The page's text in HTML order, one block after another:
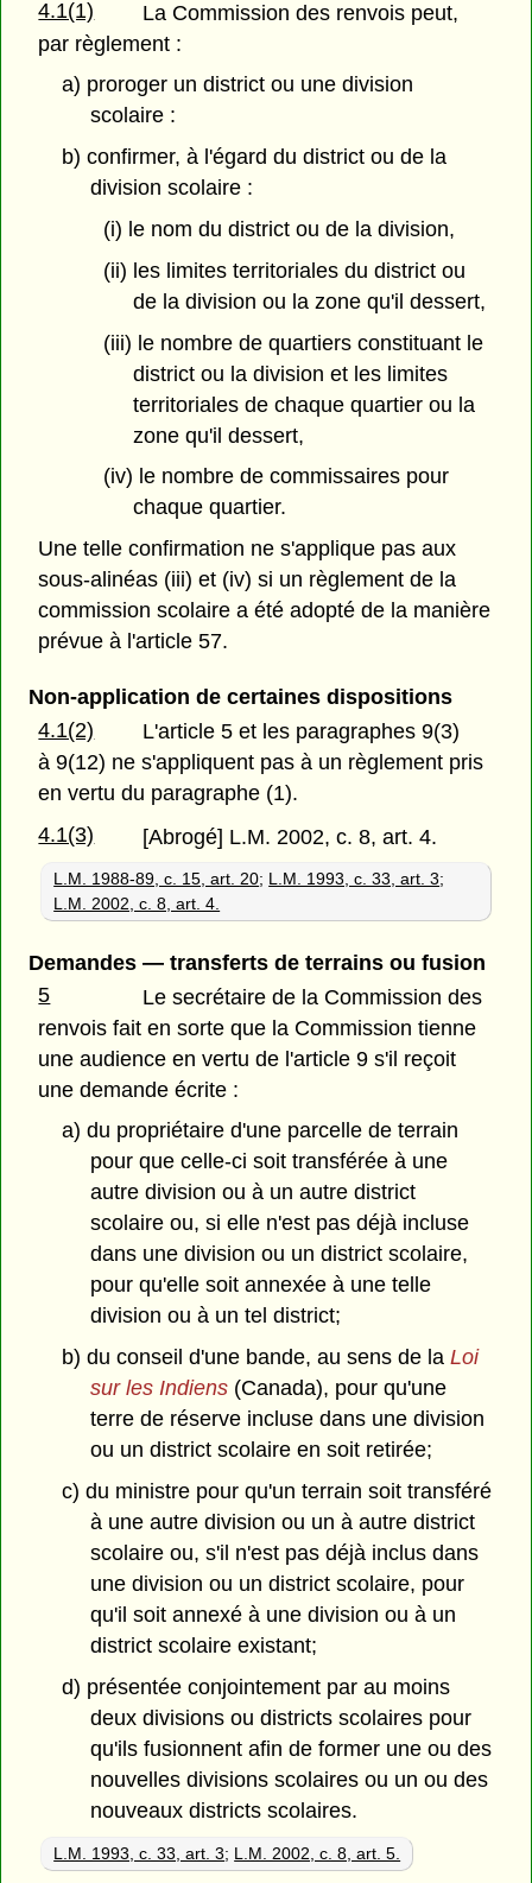
4.1(1)
La Commission des renvois peut,
par règlement :
a) proroger un district ou une division
scolaire :
b) confirmer, à l'égard du district ou de la
division scolaire :
(i) le nom du district ou de la division,
(ii) les limites territoriales du district ou
de la division ou la zone qu'il dessert,
(iii) le nombre de quartiers constituant le
district ou la division et les limites
territoriales de chaque quartier ou la
zone qu'il dessert,
(iv) le nombre de commissaires pour
chaque quartier.
Une telle confirmation ne s'applique pas aux
sous-alinéas (iii) et (iv) si un règlement de la
commission scolaire a été adopté de la manière
prévue à l'article 57.
Non-application de certaines dispositions
4.1(2)
L'article 5 et les paragraphes 9(3)
à 9(12) ne s'appliquent pas à un règlement pris
en vertu du paragraphe (1).
4.1(3)
[Abrogé] L.M. 2002, c. 8, art. 4.
L.M. 1988-89, c. 15, art. 20; L.M. 1993, c. 33, art. 3;
L.M. 2002, c. 8, art. 4.
Demandes — transferts de terrains ou fusion
5
Le secrétaire de la Commission des
renvois fait en sorte que la Commission tienne
une audience en vertu de l'article 9 s'il reçoit
une demande écrite :
a) du propriétaire d'une parcelle de terrain
pour que celle-ci soit transférée à une
autre division ou à un autre district
scolaire ou, si elle n'est pas déjà incluse
dans une division ou un district scolaire,
pour qu'elle soit annexée à une telle
division ou à un tel district;
b) du conseil d'une bande, au sens de la Loi
sur les Indiens (Canada), pour qu'une
terre de réserve incluse dans une division
ou un district scolaire en soit retirée;
c) du ministre pour qu'un terrain soit transféré
à une autre division ou un à autre district
scolaire ou, s'il n'est pas déjà inclus dans
une division ou un district scolaire, pour
qu'il soit annexé à une division ou à un
district scolaire existant;
d) présentée conjointement par au moins
deux divisions ou districts scolaires pour
qu'ils fusionnent afin de former une ou des
nouvelles divisions scolaires ou un ou des
nouveaux districts scolaires.
L.M. 1993, c. 33, art. 3; L.M. 2002, c. 8, art. 5.